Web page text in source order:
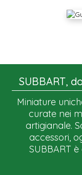
SUBBART,
Miniature
curate nei
artigianale.
accessori,
SUBBART